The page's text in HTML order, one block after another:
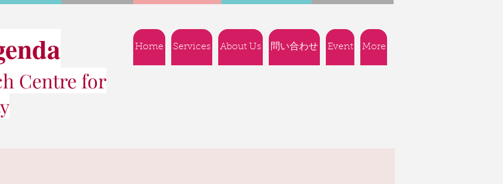
Centre for
Home Services About Us 問い合わせ Event More